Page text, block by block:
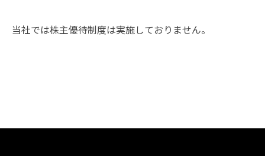
当社では株主優待制度は実施しておりません。